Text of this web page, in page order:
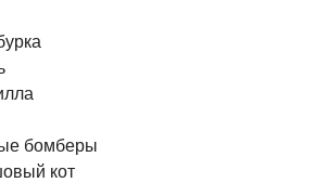
бомберы
кот